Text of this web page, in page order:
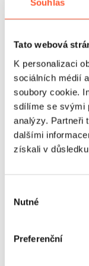
Souhlas
Tato webová
K personalizaci
sociálních médií
soubory cookie.
sdílíme se svými
analýzy. Partneři
dalšími
získali v
souhlasu
Nutné
Preferenční
Zastosowanie
Najlepiej
pobytu i
układ pomaga